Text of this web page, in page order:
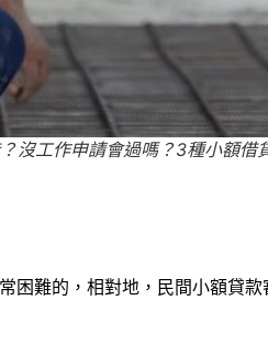
沒工作申請會過嗎？3種小額借
困難的，相對地，民間小額貸款